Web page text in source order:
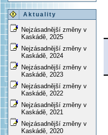
Aktuality
Nejzásadnější změny v
Kaskádě, 2025
Nejzásadnější změny v
Kaskádě, 2024
Nejzásadnější změny v
Kaskádě, 2023
Nejzásadnější změny v
Kaskádě, 2022
Nejzásadnější změny v
Kaskádě, 2021
Nejzásadnější změny v
Kaskádě, 2020